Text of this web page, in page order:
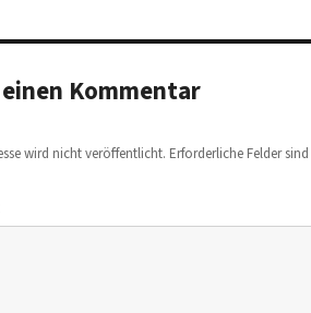
Kommentar
wird nicht veröffentlicht. Erforderliche Felder